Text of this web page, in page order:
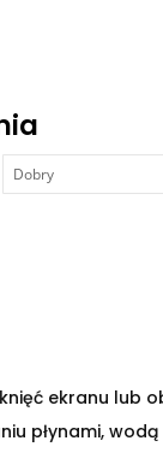
ekranu lub
płynami, wodą